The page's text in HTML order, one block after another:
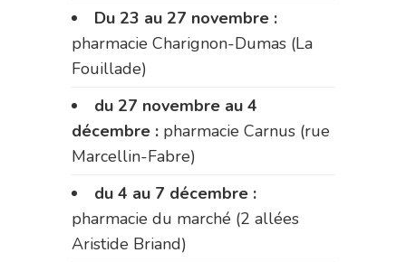
Du 23 au 27 novembre :
pharmacie Charignon-Dumas (La
Fouillade)
du 27 novembre au 4
décembre : pharmacie Carnus (rue
Marcellin-Fabre)
du 4 au 7 décembre :
pharmacie du marché (2 allées
Aristide Briand)